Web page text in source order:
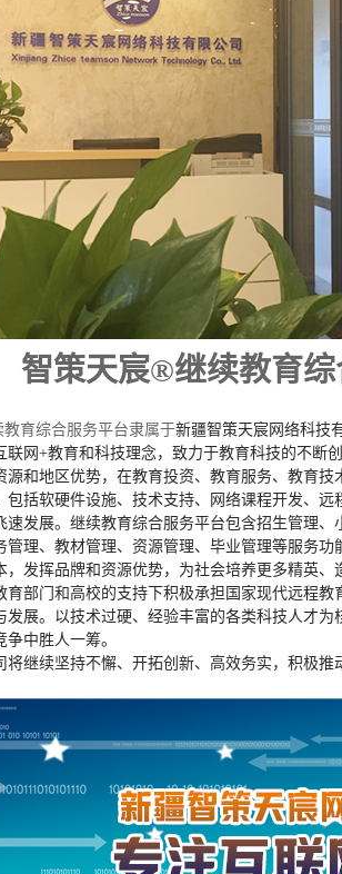
智策天宸®继续教育
育综合服务平台隶属于新疆智策天宸网络科技
联网+教育和科技理念，致力于教育科技的不断
地区优势，在教育投资、教育服务、教育技
包括软硬件设施、技术支持、网络课程开发、
速发展。继续教育综合服务平台包含招生管理
管理、教材管理、资源管理、毕业管理等服务功
，发挥品牌和资源优势，为社会培养更多精英、
育部门 和高校的支持下积极承担国家现代远程
发展。以技术过硬、经验丰富的各类科技人才
中胜人一筹。
续坚持不懈、开拓创新、高效务实，积极推